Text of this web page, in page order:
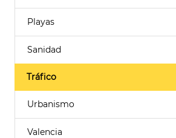
Playas
Sanidad
Tráfico
Urbanismo
Valencia